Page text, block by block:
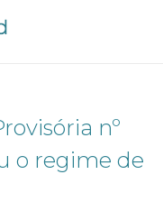
nº
o regime de